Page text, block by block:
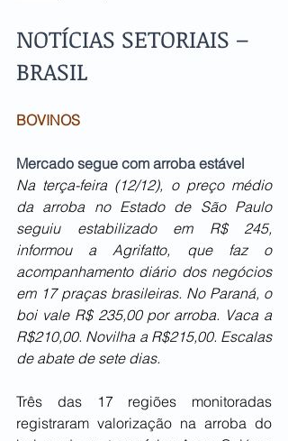
NOTÍCIAS SETORIAIS –
BRASIL
BOVINOS
Mercado segue com arroba estável
Na terça-feira (12/12), o preço médio
da arroba no Estado de São Paulo
seguiu estabilizado em R$ 245,
informou a Agrifatto, que faz o
acompanhamento diário dos negócios
em 17 praças brasileiras. No Paraná, o
boi vale R$ 235,00 por arroba. Vaca a
R$210,00. Novilha a R$215,00. Escalas
de abate de sete dias.
Três das 17 regiões monitoradas
registraram valorização na arroba do